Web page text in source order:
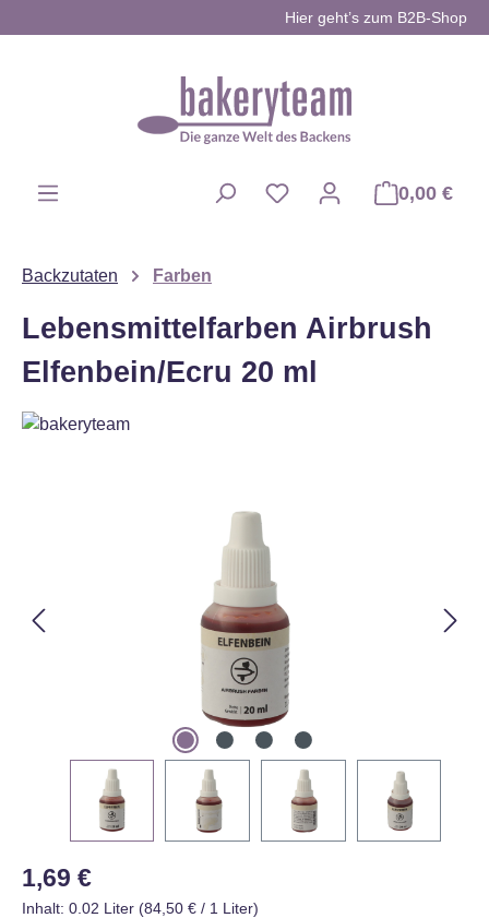
Hier geht’s zum B2B-Shop
0,00 €
Backzutaten Farben
Lebensmittelfarben Airbrush
Elfenbein/Ecru 20 ml
Regulärer Preis:
1,69 €
Inhalt: 0.02 Liter (84,50 € / 1 Liter)